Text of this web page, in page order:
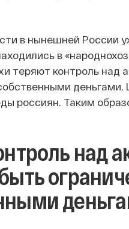
в нынешней России
в
теряют контроль над
деньгами.
россиян. Таким
над